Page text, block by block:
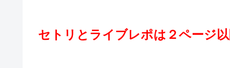
セトリとライブレポは２ページ